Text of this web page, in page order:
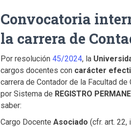
Convocatoria
la carrera de
Por resolución 45/2024, la
cargos docentes con carácter
carrera de Contador de la Facultad
por Sistema de REGISTRO
saber:
Cargo Docente Asociado (cfr. art.